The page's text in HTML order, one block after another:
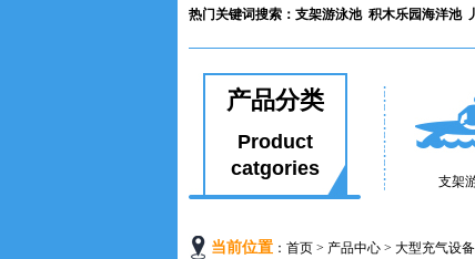
热门关键词搜索： 支架游泳池 积木乐园海洋池
产品分类
Product
catgories
支架
当前位置 ： 首页 > 产品中心 > 大型充气设备